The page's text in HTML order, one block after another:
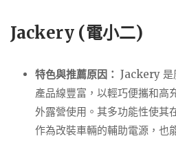
Jackery (電小二)
特色與推薦原因： Jackery 是
產品線豐富，以輕巧便攜和高
外露營使用。其多功能性使其
作為改裝車輛的輔助電源，也